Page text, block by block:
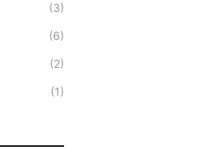
(3)
(6)
(2)
(1)